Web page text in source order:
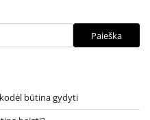
Paieška
būtina gydyti